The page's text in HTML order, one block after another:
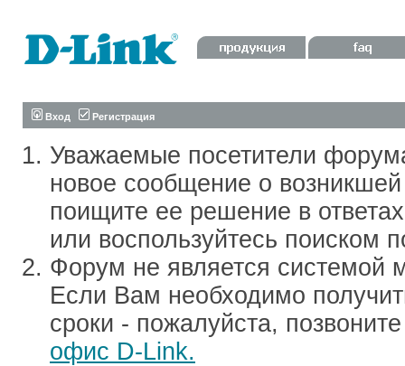
Вход Регистрация
Уважаемые посетители
новое сообщение о
поищите ее решение в
или воспользуйтесь поиском
Форум не является системой
Если Вам необходимо
сроки - пожалуйста,
офис D-Link.